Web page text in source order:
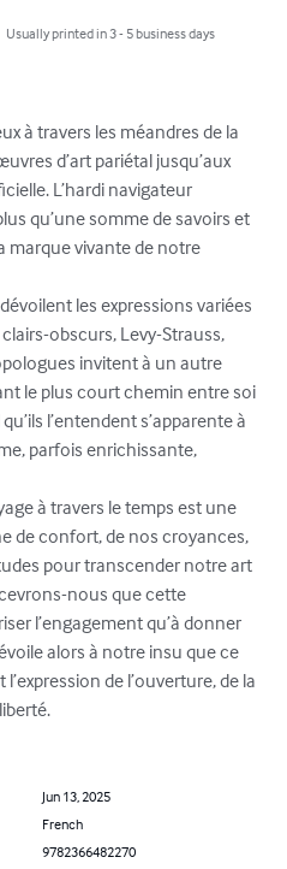
Usually printed in 3 - 5 business days
à travers les méandres de la
d’art pariétal jusqu’aux
L’hardi navigateur
qu’une somme de savoirs et
marque vivante de notre
les expressions variées
obscurs, Levy-Strauss,
invitent à un autre
le plus court chemin entre soi
l’entendent s’apparente à
parfois enrichissante,
à travers le temps est une
de confort, de nos croyances,
pour transcender notre art
nous que cette
l’engagement qu’à donner
alors à notre insu que ce
de l’ouverture, de la
Jun 13, 2025
French
9782366482270